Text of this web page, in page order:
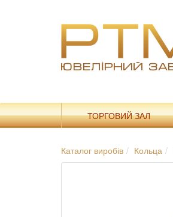
ТОРГОВИЙ ЗАЛ
Каталог виробів Кольца